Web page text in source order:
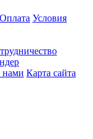
Оплата Условия
нами Карта сайта